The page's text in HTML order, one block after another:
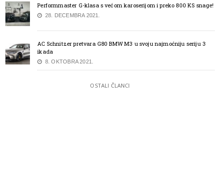
Performmaster G-klasa s većom karoserijom i preko 800 KS snage!
28. DECEMBRA 2021.
AC Schnitzer pretvara G80 BMW M3 u svoju najmoćniju seriju 3
ikada
8. OKTOBRA 2021.
OSTALI ČLANCI